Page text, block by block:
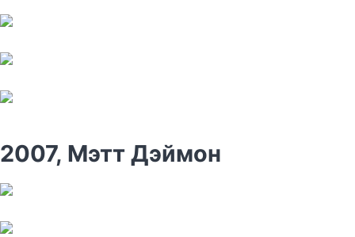
2007, Мэтт Дэймон